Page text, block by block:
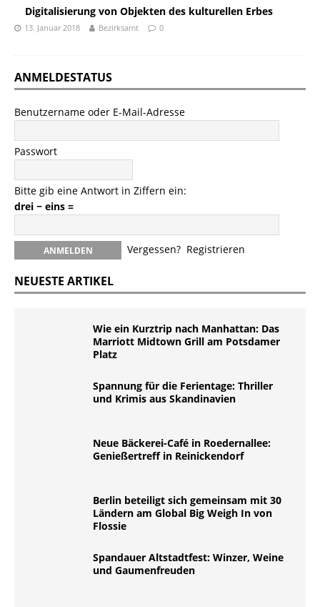
Digitalisierung von Objekten des kulturellen Erbes
13. Januar 2018 Bezirksamt 0
ANMELDESTATUS
Benutzername oder E-Mail-Adresse
Passwort
Bitte gib eine Antwort in Ziffern ein:
drei − eins =
Vergessen? Registrieren
NEUESTE ARTIKEL
Wie ein Kurztrip nach Manhattan: Das
Marriott Midtown Grill am Potsdamer
Platz
Spannung für die Ferientage: Thriller
und Krimis aus Skandinavien
Neue Bäckerei-Café in Roedernallee:
Genießertreff in Reinickendorf
Berlin beteiligt sich gemeinsam mit 30
Ländern am Global Big Weigh In von
Flossie
Spandauer Altstadtfest: Winzer, Weine
und Gaumenfreuden